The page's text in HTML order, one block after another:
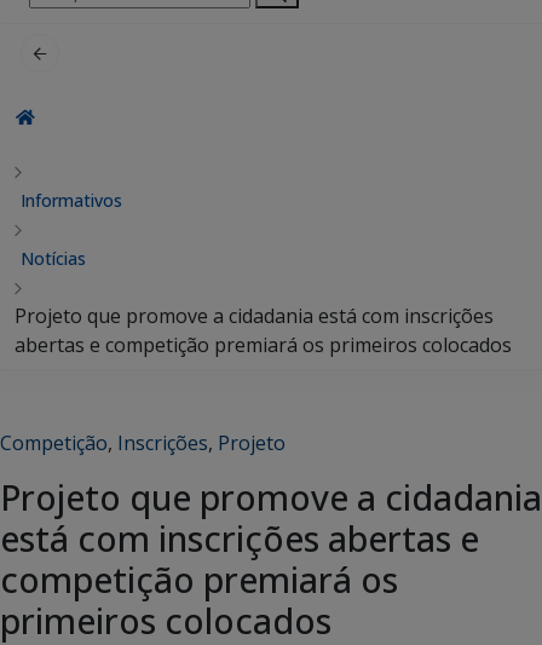
por:
Informativos
Notícias
Projeto que promove a cidadania está com inscrições
abertas e competição premiará os primeiros colocados
Competição, Inscrições, Projeto
Projeto que promove a cidadania
está com inscrições abertas e
competição premiará os
primeiros colocados